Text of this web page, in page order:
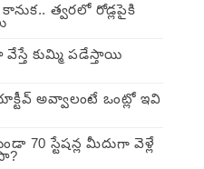
కానుక.. త్వరలో రోడ్లపైకి
కుమ్మి పడేస్తాయి
అవ్వాలంటే ఒంట్లో ఇవి
70 స్టేషన్ల మీదుగా వెళ్లే